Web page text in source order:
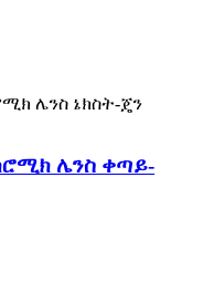
ሌንስ ቀጣይ-